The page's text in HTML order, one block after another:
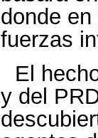
donde
fuerzas
El
y del